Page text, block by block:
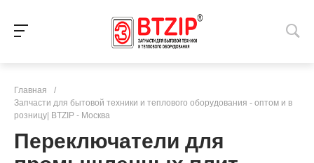
Главная
/
Запчасти для бытовой техники и теплового оборудования - оптом и в
розницу| BTZIP - Москва
Переключатели для